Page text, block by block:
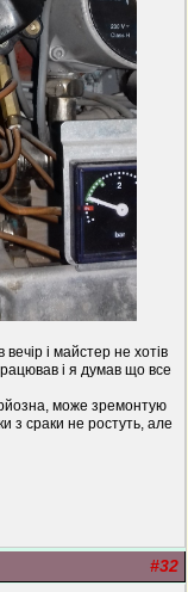
і майстер не хотів
і я думав що все
може зремонтую
з сраки не ростуть, але
#32